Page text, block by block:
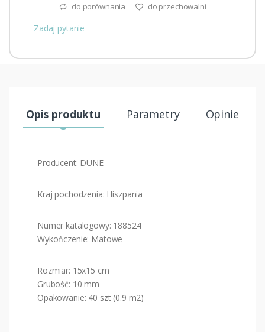
do porównania do przechowalni
Zadaj pytanie
Opis produktu Parametry Opinie (0)
Producent: DUNE
Kraj pochodzenia: Hiszpania
Numer katalogowy: 188524
Wykończenie: Matowe
Rozmiar: 15x15 cm
Grubość: 10 mm
Opakowanie: 40 szt (0.9 m2)